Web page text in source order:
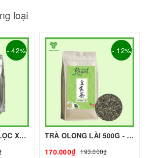
loại
- 42%
TRÀ OLONG TÚI LỌC XUÂN THỊNH - 500g - XUÂN THỊNH | Nguyên liệu pha chế - TOBEE FOOD
- 12%
TRÀ OLONG LÀI 500G - ROYAL I NGUYÊN LIỆU PHA CHẾ - TOBEE FOOD
170.000₫
193.000₫